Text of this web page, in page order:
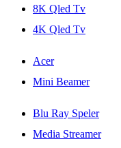
8K Qled Tv
4K Qled Tv
Acer
Mini Beamer
Blu Ray Speler
Media Streamer